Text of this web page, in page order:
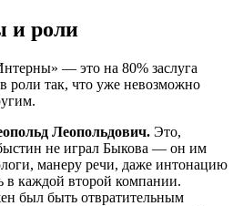
и роли
— это на 80% заслуга
роли так, что уже невозможно
Леопольдович. Это,
не играл Быкова — он им
манеру речи, даже интонацию
в каждой второй компании.
был быть отвратительным